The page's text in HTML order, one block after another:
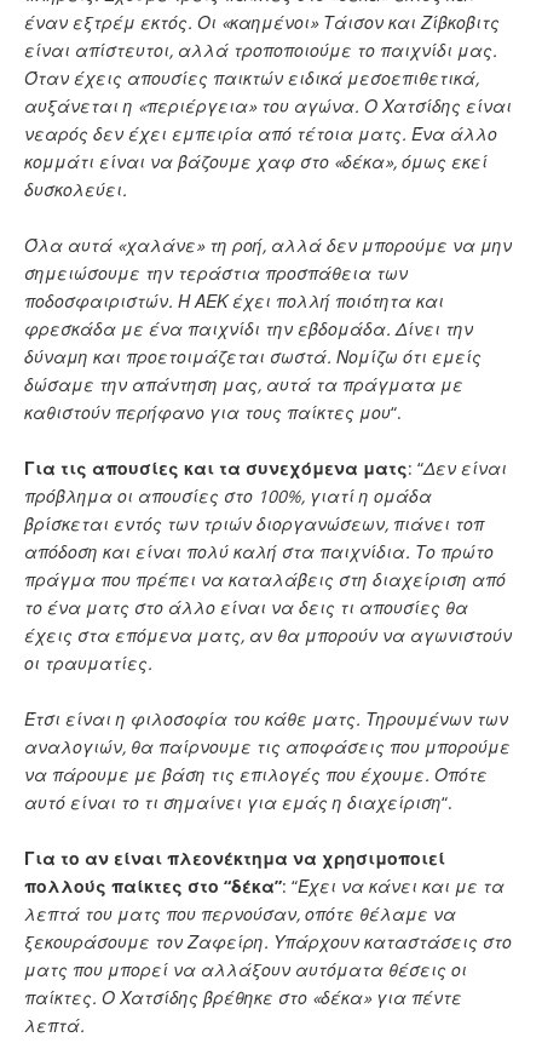
έναν εξτρέμ εκτός. Οι «καημένοι» Τάισον και Ζίβκοβιτς
είναι απίστευτοι, αλλά τροποποιούμε το παιχνίδι μας.
Όταν έχεις απουσίες παικτών ειδικά μεσοεπιθετικά,
αυξάνεται η «περιέργεια» του αγώνα. Ο Χατσίδης είναι
νεαρός δεν έχει εμπειρία από τέτοια ματς. Ένα άλλο
κομμάτι είναι να βάζουμε χαφ στο «δέκα», όμως εκεί
δυσκολεύει.
Όλα αυτά «χαλάνε» τη ροή, αλλά δεν μπορούμε να μην
σημειώσουμε την τεράστια προσπάθεια των
ποδοσφαιριστών. Η ΑΕΚ έχει πολλή ποιότητα και
φρεσκάδα με ένα παιχνίδι την εβδομάδα. Δίνει την
δύναμη και προετοιμάζεται σωστά. Νομίζω ότι εμείς
δώσαμε την απάντηση μας, αυτά τα πράγματα με
καθιστούν περήφανο για τους παίκτες μου“.
Για τις απουσίες και τα συνεχόμενα ματς: “Δεν είναι
πρόβλημα οι απουσίες στο 100%, γιατί η ομάδα
βρίσκεται εντός των τριών διοργανώσεων, πιάνει τοπ
απόδοση και είναι πολύ καλή στα παιχνίδια. Το πρώτο
πράγμα που πρέπει να καταλάβεις στη διαχείριση από
το ένα ματς στο άλλο είναι να δεις τι απουσίες θα
έχεις στα επόμενα ματς, αν θα μπορούν να αγωνιστούν
οι τραυματίες.
Έτσι είναι η φιλοσοφία του κάθε ματς. Τηρουμένων των
αναλογιών, θα παίρνουμε τις αποφάσεις που μπορούμε
να πάρουμε με βάση τις επιλογές που έχουμε. Οπότε
αυτό είναι το τι σημαίνει για εμάς η διαχείριση“.
Για το αν είναι πλεονέκτημα να χρησιμοποιεί
πολλούς παίκτες στο “δέκα”: “Έχει να κάνει και με τα
λεπτά του ματς που περνούσαν, οπότε θέλαμε να
ξεκουράσουμε τον Ζαφείρη. Υπάρχουν καταστάσεις στο
ματς που μπορεί να αλλάξουν αυτόματα θέσεις οι
παίκτες. Ο Χατσίδης βρέθηκε στο «δέκα» για πέντε
λεπτά.